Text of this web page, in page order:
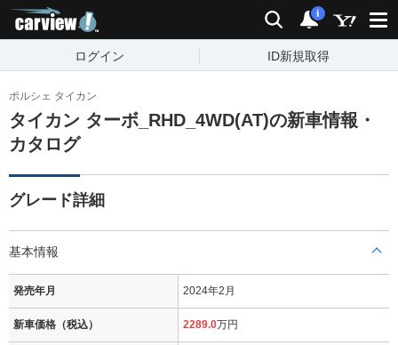
検索 通知
i
ログイン ID新規取得
ポルシェ タイカン
タイカン ターボ_RHD_4WD(AT)の新車情報・
カタログ
グレード詳細
基本情報
発売年月 2024年2月
新車価格（税込） 2289.0万円